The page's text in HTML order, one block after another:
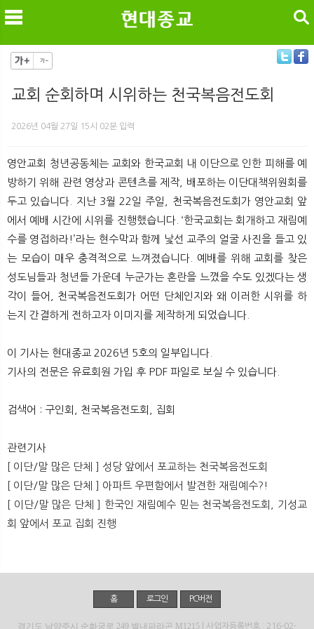
검색
교회 순회하며 시위하는 천국복음전도회
2026년 04월 27일 15시 02분 입력
영안교회 청년공동체는 교회와 한국교회 내 이단으로 인한 피해를 예
방하기 위해 관련 영상과 콘텐츠를 제작, 배포하는 이단대책위원회를
두고 있습니다. 지난 3월 22일 주일, 천국복음전도회가 영안교회 앞
에서 예배 시간에 시위를 진행했습니다. ‘한국교회는 회개하고 재림예
수를 영접하라!’라는 현수막과 함께 낯선 교주의 얼굴 사진을 들고 있
는 모습이 매우 충격적으로 느껴졌습니다. 예배를 위해 교회를 찾은
성도님들과 청년들 가운데 누군가는 혼란을 느꼈을 수도 있겠다는 생
각이 들어, 천국복음전도회가 어떤 단체인지와 왜 이러한 시위를 하
는지 간결하게 전하고자 이미지를 제작하게 되었습니다.
이 기사는 현대종교 2026년 5호의 일부입니다.
기사의 전문은 유료회원 가입 후 PDF 파일로 보실 수 있습니다.
검색어 : 구인회, 천국복음전도회, 집회
관련기사
[ 이단/말 많은 단체 ] 성당 앞에서 포교하는 천국복음전도회
[ 이단/말 많은 단체 ] 아파트 우편함에서 발견한 재림예수?!
[ 이단/말 많은 단체 ] 한국인 재림예수 믿는 천국복음전도회, 기성교
회 앞에서 포교 집회 진행
홈 로그인 PC버전
경기도 남양주시 순화궁로 249 별내파라곤 M1215 | 사업자등록번호 : 216-02-